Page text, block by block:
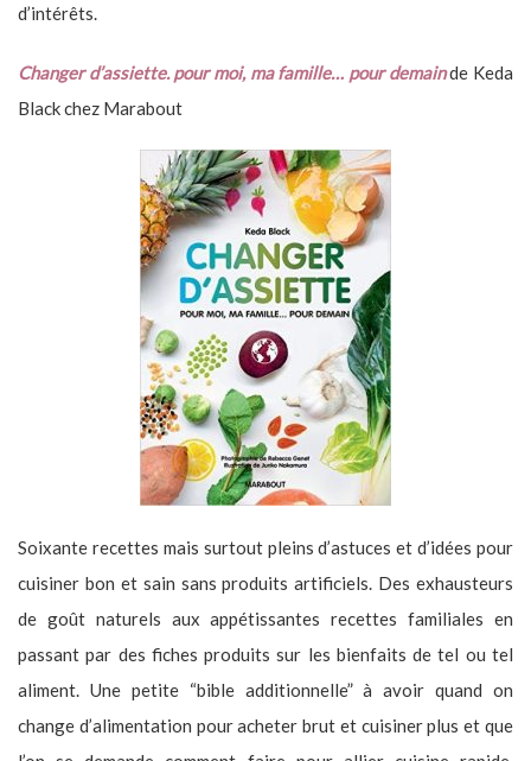
d’intérêts.
Changer d’assiette. pour moi, ma famille… pour demainde Keda
Black chez Marabout
Soixante recettes mais surtout pleins d’astuces et d’idées pour
cuisiner bon et sain sans produits artificiels. Des exhausteurs
de goût naturels aux appétissantes recettes familiales en
passant par des fiches produits sur les bienfaits de tel ou tel
aliment. Une petite “bible additionnelle” à avoir quand on
change d’alimentation pour acheter brut et cuisiner plus et que